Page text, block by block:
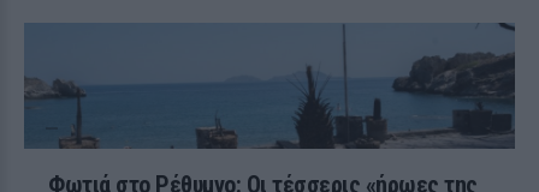
Φωτιά στο Ρέθυμνο: Οι τέσσερις «ήρωες της